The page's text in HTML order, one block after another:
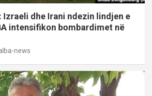
Izraeli dhe Irani ndezin lindjen e
intensifikon bombardimet në
news